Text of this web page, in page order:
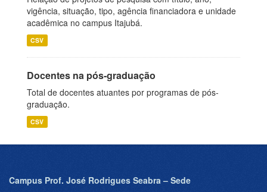
vigência, situação, tipo, agência financiadora e unidade
acadêmica no campus Itajubá.
CSV
Docentes na pós-graduação
Total de docentes atuantes por programas de pós-
graduação.
CSV
Campus Prof. José Rodrigues Seabra – Sede